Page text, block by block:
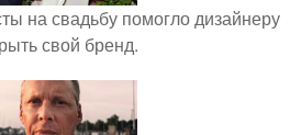
на свадьбу помогло дизайнеру
свой бренд.